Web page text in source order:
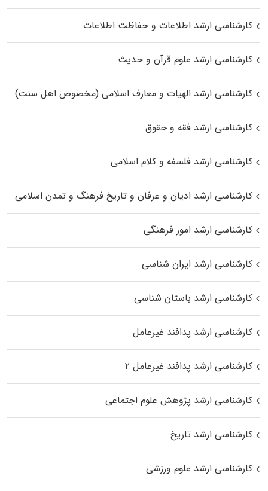
کارشناسی ارشد اطلاعات و حفاظت اطلاعات
کارشناسی ارشد علوم قرآن و حدیث
کارشناسی ارشد الهیات و معارف اسلامی (مخصوص اهل سنت)
کارشناسی ارشد فقه و حقوق
کارشناسی ارشد فلسفه و کلام اسلامی
کارشناسی ارشد ادیان و عرفان و تاریخ فرهنگ و تمدن اسلامی
کارشناسی ارشد امور فرهنگی
کارشناسی ارشد ایران شناسی
کارشناسی ارشد باستان شناسی
کارشناسی ارشد پدافند غیرعامل
کارشناسی ارشد پدافند غیرعامل ۲
کارشناسی ارشد پژوهش علوم اجتماعی
کارشناسی ارشد تاریخ
کارشناسی ارشد علوم ورزشی